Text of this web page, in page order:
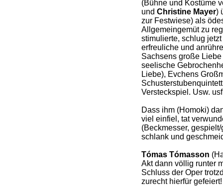
(Bühne und Kostüme
und Christine Mayer)
zur Festwiese) als
Allgemeingemüt zu
stimulierte, schlug
erfreuliche und
Sachsens große
seelische
Liebe), Evchens
Versteckspiel. Usw.
Dass ihm (Homoki)
viel einfiel, tat
(Beckmesser,
schlank und
Tómas Tómasson
Akt dann völlig runter
Schluss der Oper
zurecht hierfür gefeiert!